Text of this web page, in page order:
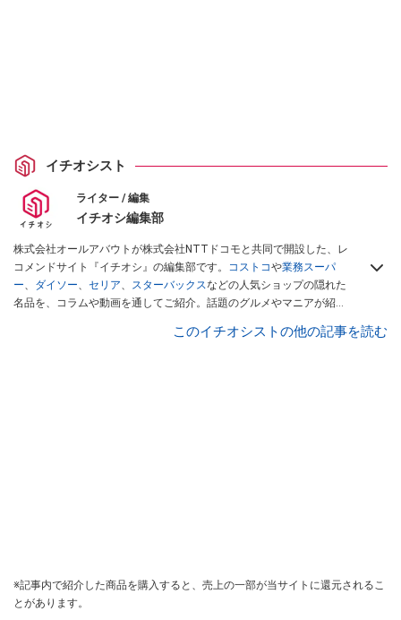
イチオシスト
ライター / 編集
イチオシ編集部
株式会社オールアバウトが株式会社NTTドコモと共同で開設した、レ
コメンドサイト『イチオシ』の編集部です。 コストコや業務スーパ
ー、 ダイソー、 セリア、 スターバックスなどの人気ショップの隠れた
名品を、コラムや動画を通してご紹介。話題のグルメやマニアが紹介
インフルエンサーが実際に使用してレビューしています。毎日トレン
このイチオシストの他の記事を読む
※記事内で紹介した商品を購入すると、売上の一部が当サイトに還元されるこ
とがあります。